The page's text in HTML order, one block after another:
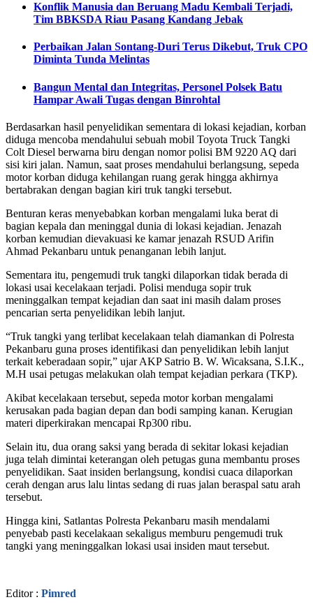
Konflik Manusia dan Beruang Madu Kembali Terjadi,
Tim BBKSDA Riau Pasang Kandang Jebak
Perbaikan Jalan Sontang-Duri Terus Dikebut, Truk CPO
Diminta Tunda Melintas
Bangun Mental dan Integritas, Personel Polsek Batu
Hampar Awali Tugas dengan Binrohtal
Berdasarkan hasil penyelidikan sementara di lokasi kejadian, korban
diduga mencoba mendahului sebuah mobil Toyota Truck Tangki
Colt Diesel berwarna biru dengan nomor polisi BM 9220 AQ dari
sisi kiri jalan. Namun, saat proses mendahului berlangsung, sepeda
motor korban diduga kehilangan ruang gerak hingga akhirnya
bertabrakan dengan bagian kiri truk tangki tersebut.
Benturan keras menyebabkan korban mengalami luka berat di
bagian kepala dan meninggal dunia di lokasi kejadian. Jenazah
korban kemudian dievakuasi ke kamar jenazah RSUD Arifin
Ahmad Pekanbaru untuk penanganan lebih lanjut.
Sementara itu, pengemudi truk tangki dilaporkan tidak berada di
lokasi usai kecelakaan terjadi. Polisi menduga sopir truk
meninggalkan tempat kejadian dan saat ini masih dalam proses
pencarian serta penyelidikan lebih lanjut.
“Truk tangki yang terlibat kecelakaan telah diamankan di Polresta
Pekanbaru guna proses identifikasi dan penyelidikan lebih lanjut
terkait keberadaan sopir,” ujar AKP Satrio B. W. Wicaksana, S.I.K.,
M.H usai petugas melakukan olah tempat kejadian perkara (TKP).
Akibat kecelakaan tersebut, sepeda motor korban mengalami
kerusakan pada bagian depan dan bodi samping kanan. Kerugian
materi diperkirakan mencapai Rp300 ribu.
Selain itu, dua orang saksi yang berada di sekitar lokasi kejadian
juga telah dimintai keterangan oleh petugas guna membantu proses
penyelidikan. Saat insiden berlangsung, kondisi cuaca dilaporkan
cerah dengan arus lalu lintas sedang di ruas jalan beraspal satu arah
tersebut.
Hingga kini, Satlantas Polresta Pekanbaru masih mendalami
penyebab pasti kecelakaan sekaligus memburu pengemudi truk
tangki yang meninggalkan lokasi usai insiden maut tersebut.
Editor : Pimred